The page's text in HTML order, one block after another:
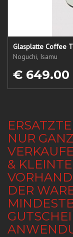
Glasplatte Coffee
Noguchi, Isamu
€ 649.00
NUR
&
DER